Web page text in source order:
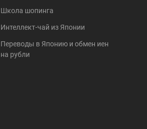
Школа шопинга
Интеллект-чай из Японии
Переводы в Японию и обмен иен
на рубли